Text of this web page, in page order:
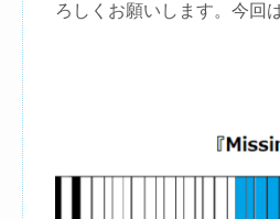
ろしくお願いします。今回